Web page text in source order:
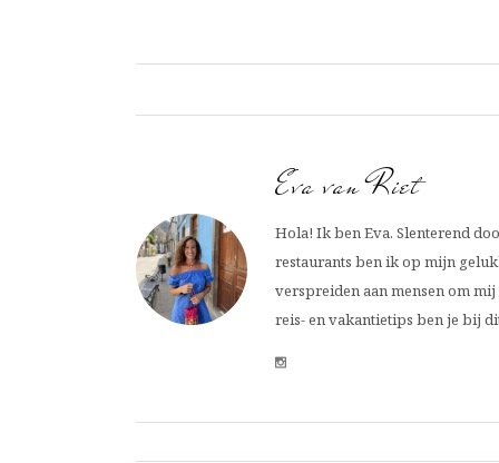
Eva van Riet
Hola! Ik ben Eva. Slenterend
restaurants ben ik op mijn
verspreiden aan mensen om
reis- en vakantietips ben je bij